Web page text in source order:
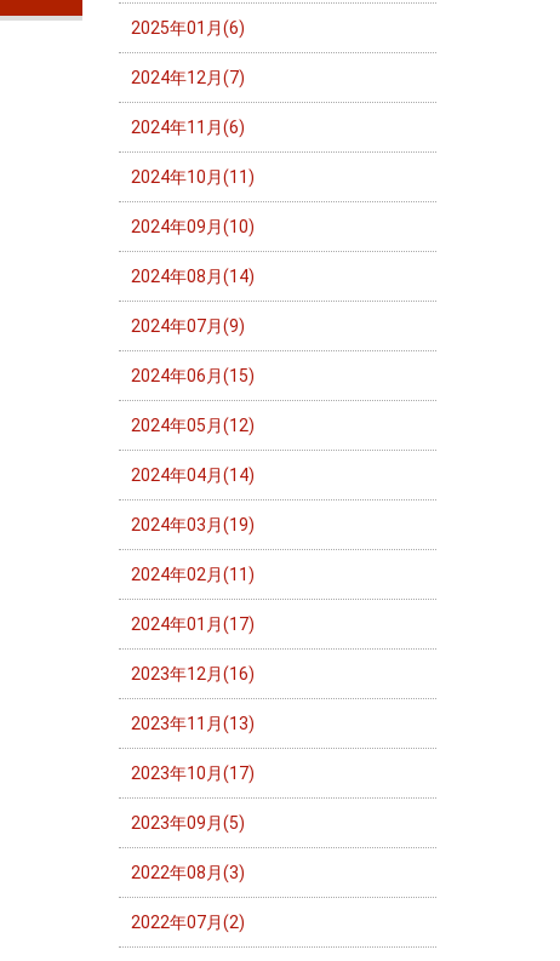
2025年01月(6)
2024年12月(7)
2024年11月(6)
2024年10月(11)
2024年09月(10)
2024年08月(14)
2024年07月(9)
2024年06月(15)
2024年05月(12)
2024年04月(14)
2024年03月(19)
2024年02月(11)
2024年01月(17)
2023年12月(16)
2023年11月(13)
2023年10月(17)
2023年09月(5)
2022年08月(3)
2022年07月(2)